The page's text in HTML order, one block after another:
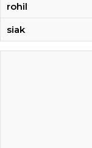
rohil
siak